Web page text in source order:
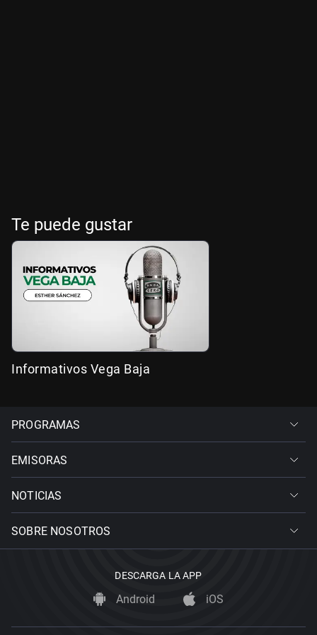
Te puede gustar
Informativos Vega Baja
PROGRAMAS
EMISORAS
NOTICIAS
SOBRE NOSOTROS
DESCARGA LA APP
Android iOS